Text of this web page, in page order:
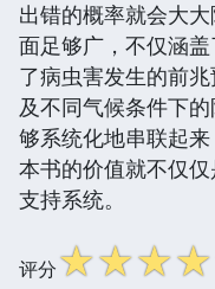
出错的概率就会大
面足够广，不仅涵
了病虫害发生的前
及不同气候条件下
够系统化地串联起
本书的价值就不仅
支持系统。
评分☆☆☆☆